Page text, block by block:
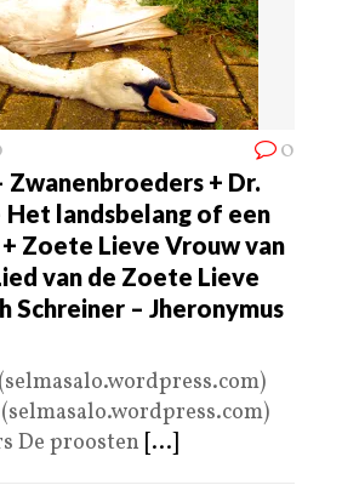
0
Zwanenbroeders + Dr.
Het landsbelang of een
Zoete Lieve Vrouw van
van de Zoete Lieve
Schreiner – Jheronymus
De proosten [...]